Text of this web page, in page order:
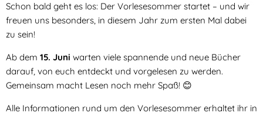
Schon bald geht es los: Der Vorlesesommer startet – und wir
freuen uns besonders, in diesem Jahr zum ersten Mal dabei
zu sein!
Ab dem 15. Juni warten viele spannende und neue Bücher
darauf, von euch entdeckt und vorgelesen zu werden.
Gemeinsam macht Lesen noch mehr Spaß! 😊
Alle Informationen rund um den Vorlesesommer erhaltet ihr in